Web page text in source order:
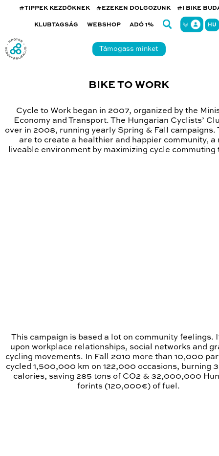
#TIPPEK KEZDŐKNEK #EZEKEN DOLGOZUNK #I BIKE
KLUBTAGSÁG WEBSHOP ADÓ 1% HU
Támogass minket
BIKE TO WORK
Cycle to Work began in 2007, organized by the
Economy and Transport. The Hungarian Cyclists’
over in 2008, running yearly Spring & Fall campaigns.
are to create a healthier and happier community, a
liveable environment by maximizing cycle commuting
This campaign is based a lot on community feelings.
upon workplace relationships, social networks and
cycling movements. In Fall 2010 more than 10,000
cycled 1,500,000 km on 122,000 occasions, burning
calories, saving 285 tons of CO2 & 32,000,000
forints (120,000€) of fuel.